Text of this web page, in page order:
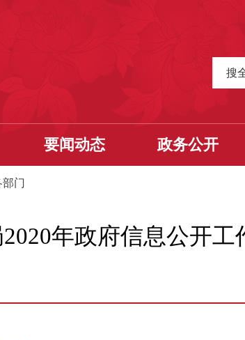
搜
要闻动态 政务公开
门
年政府信息公开工